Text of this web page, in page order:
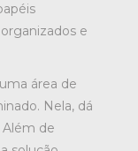
e
área de
Nela, dá
de